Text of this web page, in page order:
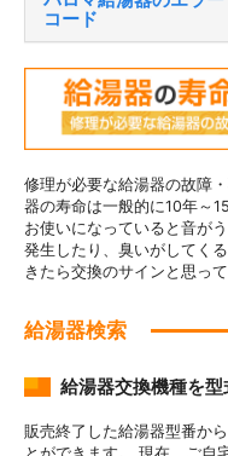
コード
修理が必要な給湯器の故障
器の寿命は一般的に10年～
お使いになっていると音が
発生したり、臭いがしてく
きたら交換のサインと思っ
給湯器検索
給湯器交換機種を
販売終了した給湯器型番か